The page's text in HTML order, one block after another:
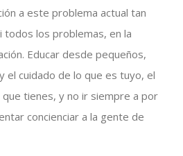
a este problema actual tan
todos los problemas, en la
Educar desde pequeños,
el cuidado de lo que es tuyo, el
tienes, y no ir siempre a por
concienciar a la gente de